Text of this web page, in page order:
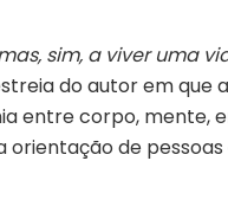
sim, a viver uma
do autor em que
entre corpo, mente,
orientação de